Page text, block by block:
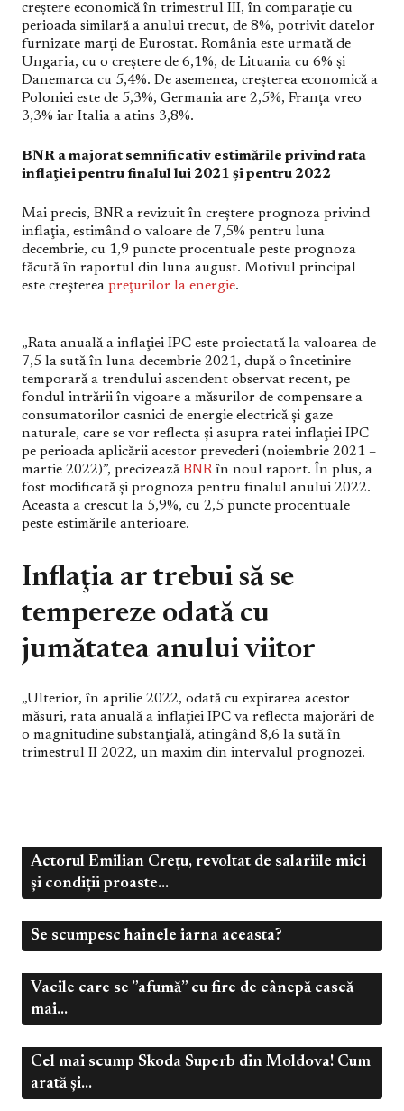
creștere economică în trimestrul III, în comparație cu
perioada similară a anului trecut, de 8%, potrivit datelor
furnizate marți de Eurostat. România este urmată de
Ungaria, cu o creștere de 6,1%, de Lituania cu 6% și
Danemarca cu 5,4%. De asemenea, creșterea economică a
Poloniei este de 5,3%, Germania are 2,5%, Franța vreo
3,3% iar Italia a atins 3,8%.
BNR a majorat semnificativ estimările privind rata
inflaţiei pentru finalul lui 2021 şi pentru 2022
Mai precis, BNR a revizuit în creştere prognoza privind
inflaţia, estimând o valoare de 7,5% pentru luna
decembrie, cu 1,9 puncte procentuale peste prognoza
făcută în raportul din luna august. Motivul principal
este creşterea preţurilor la energie.
„Rata anuală a inflaţiei IPC este proiectată la valoarea de
7,5 la sută în luna decembrie 2021, după o încetinire
temporară a trendului ascendent observat recent, pe
fondul intrării în vigoare a măsurilor de compensare a
consumatorilor casnici de energie electrică şi gaze
naturale, care se vor reflecta şi asupra ratei inflaţiei IPC
pe perioada aplicării acestor prevederi (noiembrie 2021 –
martie 2022)”, precizeazăBNRîn noul raport. În plus, a
fost modificată şi prognoza pentru finalul anului 2022.
Aceasta a crescut la 5,9%, cu 2,5 puncte procentuale
peste estimările anterioare.
Inflaţia ar trebui să se
tempereze odată cu
jumătatea anului viitor
„Ulterior, în aprilie 2022, odată cu expirarea acestor
măsuri, rata anuală a inflaţiei IPC va reflecta majorări de
o magnitudine substanţială, atingând 8,6 la sută în
trimestrul II 2022, un maxim din intervalul prognozei.
Mai 6, 2023 Fierbinte,Influenceri
Actorul Emilian Crețu, revoltat de salariile mici
și condiții proaste...
Dec 8, 2022 Business ,Economic,Fierbinte
Se scumpesc hainele iarna aceasta?
Nov 22, 2022 Fierbinte
Vacile care se ”afumă” cu fire de cânepă cască
mai...
Nov 21, 2022 Fierbinte
Cel mai scump Skoda Superb din Moldova! Cum
arată şi...